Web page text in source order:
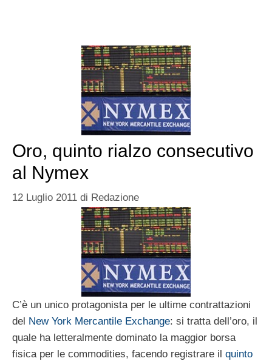
Oro, quinto rialzo consecutivo
al Nymex
12 Luglio 2011 di Redazione
C’è un unico protagonista per le ultime contrattazioni
del New York Mercantile Exchange: si tratta dell’oro, il
quale ha letteralmente dominato la maggior borsa
fisica per le commodities, facendo registrare il quinto